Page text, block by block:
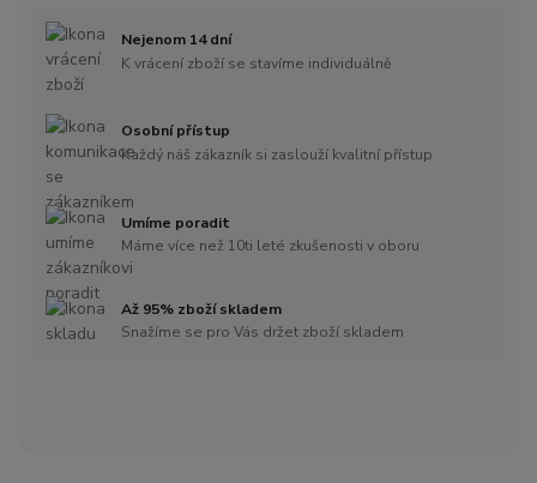
Nejenom 14 dní
K vrácení zboží se stavíme individuálně
Osobní přístup
Každý náš zákazník si zaslouží kvalitní přístup
Umíme poradit
Máme více než 10ti leté zkušenosti v oboru
Až 95% zboží skladem
Snažíme se pro Vás držet zboží skladem